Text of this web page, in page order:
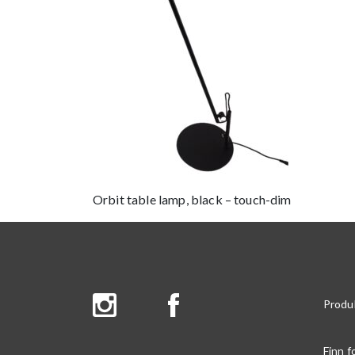
Orbit table lamp, black – touch-dim
Finn